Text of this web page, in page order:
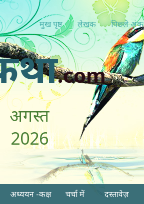
मुख पृष्ठ लेखक पिछ्ले अंक
.com
अगस्त
2026
अध्ययन -कक्ष चर्चा में दस्तावेज़